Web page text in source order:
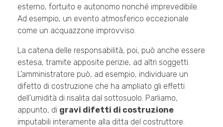
esterno, fortuito e autonomo nonché imprevedibile.
Ad esempio, un evento atmosferico eccezionale
come un acquazzone improvviso.
La catena delle responsabilità, poi, può anche essere
estesa, tramite apposite perizie, ad altri soggetti.
L’amministratore può, ad esempio, individuare un
difetto di costruzione che ha ampliato gli effetti
dell’umidità di risalita dal sottosuolo. Parliamo,
appunto, di gravi difetti di costruzione
imputabili interamente alla ditta del costruttore.